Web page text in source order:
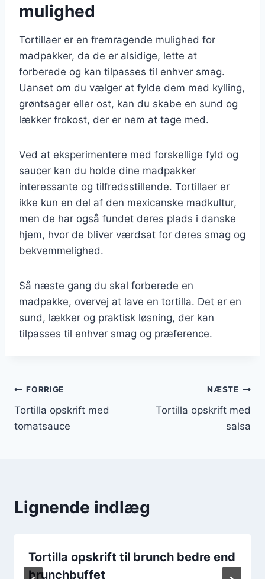
mulighed
Tortillaer er en fremragende mulighed for
madpakker, da de er alsidige, lette at
forberede og kan tilpasses til enhver smag.
Uanset om du vælger at fylde dem med kylling,
grøntsager eller ost, kan du skabe en sund og
lækker frokost, der er nem at tage med.
Ved at eksperimentere med forskellige fyld og
saucer kan du holde dine madpakker
interessante og tilfredsstillende. Tortillaer er
ikke kun en del af den mexicanske madkultur,
men de har også fundet deres plads i danske
hjem, hvor de bliver værdsat for deres smag og
bekvemmelighed.
Så næste gang du skal forberede en
madpakke, overvej at lave en tortilla. Det er en
sund, lækker og praktisk løsning, der kan
tilpasses til enhver smag og præference.
Indlægsnavigation
FORRIGE
Tortilla opskrift med
tomatsauce
NÆSTE
Tortilla opskrift med
salsa
Lignende indlæg
Tortilla opskrift til brunch bedre end
brunchbuffet